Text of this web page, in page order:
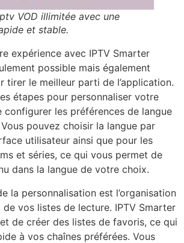
VOD illimitée avec une
et stable.
expérience avec IPTV Smarter
possible mais également
tirer le meilleur parti de l’application.
étapes pour personnaliser votre
configurer les préférences de langue
pouvez choisir la langue par
utilisateur ainsi que pour les
et séries, ce qui vous permet de
dans la langue de votre choix.
la personnalisation est l’organisation
vos listes de lecture. IPTV Smarter
de créer des listes de favoris, ce qui
à vos chaînes préférées. Vous